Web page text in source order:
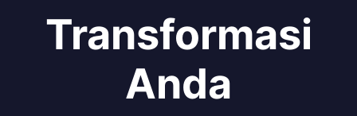
Transformasi
Anda